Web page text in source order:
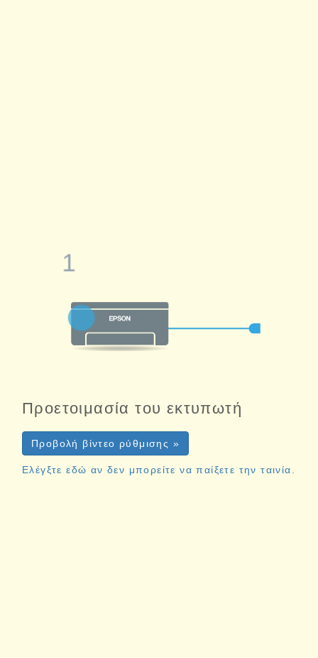
Προετοιμασία του εκτυπωτή
Προβολή βίντεο ρύθμισης »
Ελέγξτε εδώ αν δεν μπορείτε να παίξετε την ταινία.